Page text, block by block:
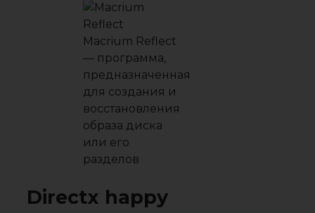
Macrium Reflect
— программа,
предназначенная
для создания и
восстановления
образа диска
или его
разделов
Directx happy